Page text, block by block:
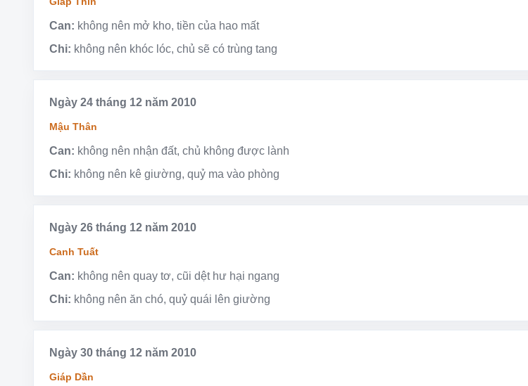
Can: không nên mở kho, tiền của hao mất
Chi: không nên khóc lóc, chủ sẽ có trùng tang
Ngày 24 tháng 12 năm 2010
Mậu Thân
Can: không nên nhận đất, chủ không được lành
Chi: không nên kê giường, quỷ ma vào phòng
Ngày 26 tháng 12 năm 2010
Canh Tuất
Can: không nên quay tơ, cũi dệt hư hại ngang
Chi: không nên ăn chó, quỷ quái lên giường
Ngày 30 tháng 12 năm 2010
Giáp Dần